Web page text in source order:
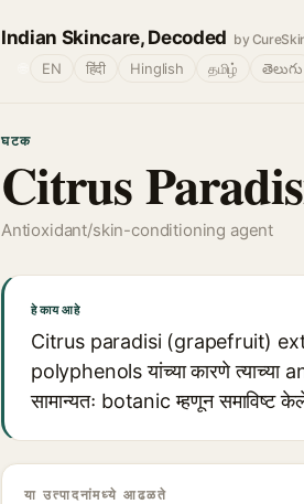
Indian Skincare, Decoded by
EN हिंदी Hinglish தமிழ் తెలుగు
घटक
Citrus
Antioxidant/skin-conditioning agent
हे काय आहे
Citrus paradisi (grapefruit)
polyphenols यांच्या कारणे
सामान्यतः botanic म्हणून समाविष्ट
या उत्पादनांमध्ये आढळते